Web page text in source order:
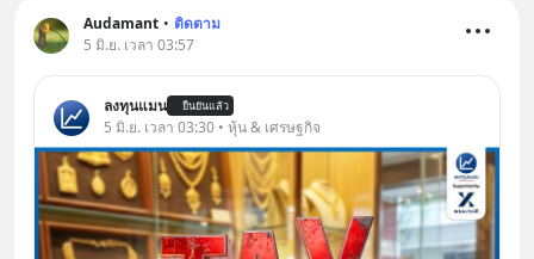
Audamant • ติดตาม
5 มิ.ย. เวลา 03:57
ลงทุนแมน ยืนยันแล้ว
5 มิ.ย. เวลา 03:30 • หุ้น & เศรษฐกิจ